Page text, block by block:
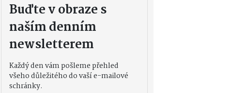
Buďte v obraze s
naším denním
newsletterem
Každý den vám pošleme přehled
všeho důležitého do vaší e-mailové
schránky.